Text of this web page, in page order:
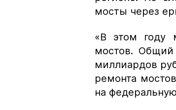
мосты через
«В этом году
мостов. Общий
миллиардов
ремонта
на